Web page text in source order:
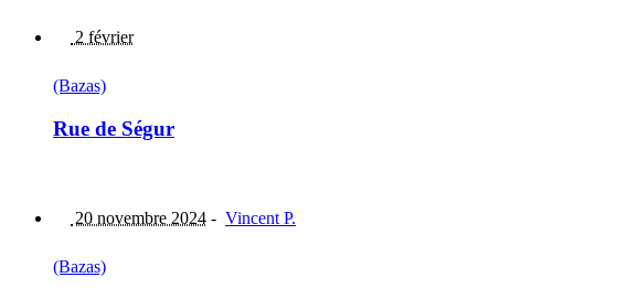
2 février
(Bazas)
Rue de Ségur
20 novembre 2024 - Vincent P.
(Bazas)